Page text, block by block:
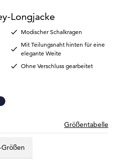
Longjacke
Modischer Schalkragen
Mit Teilungsnaht hinten für eine
elegante Weite
Ohne Verschluss gearbeitet
Größentabelle
Größen